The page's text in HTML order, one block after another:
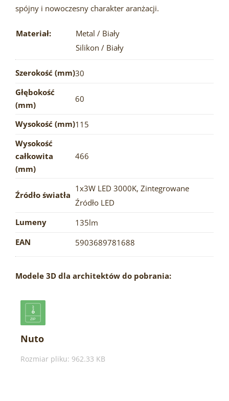
spójny i nowoczesny charakter aranżacji.
Materiał:
Metal / Biały
Silikon / Biały
Szerokość (mm)30
Głębokość
(mm)
60
Wysokość (mm)115
Wysokość
całkowita
(mm)
466
Źródło światła
1x3W LED 3000K, Zintegrowane
Źródło LED
Lumeny
135lm
EAN
5903689781688
Modele 3D dla architektów do pobrania:
Nuto
Rozmiar pliku: 962.33 KB